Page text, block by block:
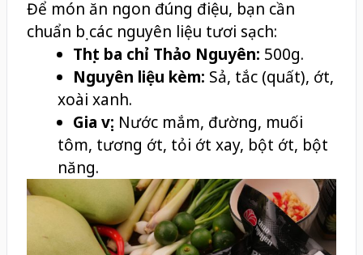
Để món ăn ngon đúng điệu, bạn cần
chuẩn bị các nguyên liệu tươi sạch:
Thịt ba chỉ Thảo Nguyên: 500g.
Nguyên liệu kèm: Sả, tắc (quất), ớt,
xoài xanh.
Gia vị: Nước mắm, đường, muối
tôm, tương ớt, tỏi ớt xay, bột ớt, bột
năng.